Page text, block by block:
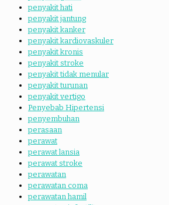
penyakit hati
penyakit jantung
penyakit kanker
penyakit kardiovaskuler
penyakit kronis
penyakit stroke
penyakit tidak menular
penyakit turunan
penyakit vertigo
Penyebab Hipertensi
penyembuhan
perasaan
perawat
perawat lansia
perawat stroke
perawatan
perawatan coma
perawatan hamil